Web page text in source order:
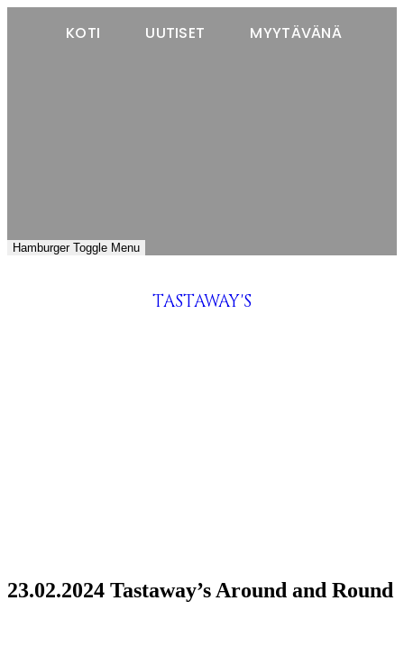
KOTI UUTISET MYYTÄVÄNÄ
Hamburger Toggle Menu
TASTAWAY'S
23.02.2024 Tastaway’s Around and Round